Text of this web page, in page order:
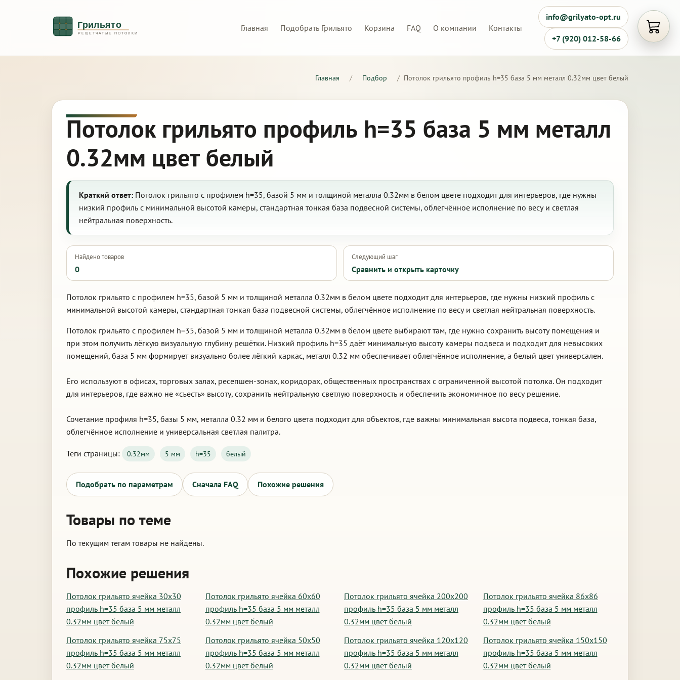
Главная Подобрать Грильято Корзина FAQ О компании Контакты
info@grilyato-opt.ru
+7 (920) 012-58-66
Главная / Подбор / Потолок грильято профиль h=35 база 5 мм металл 0.32мм цвет белый
Потолок грильято профиль h=35 база 5 мм металл
0.32мм цвет белый
Краткий ответ: Потолок грильято с профилем h=35, базой 5 мм и толщиной металла 0.32мм в белом цвете подходит для интерьеров, где нужны
низкий профиль с минимальной высотой камеры, стандартная тонкая база подвесной системы, облегчённое исполнение по весу и светлая
нейтральная поверхность.
Найдено товаров
0
Следующий шаг
Сравнить и открыть карточку
Потолок грильято с профилем h=35, базой 5 мм и толщиной металла 0.32мм в белом цвете подходит для интерьеров, где нужны низкий профиль с
минимальной высотой камеры, стандартная тонкая база подвесной системы, облегчённое исполнение по весу и светлая нейтральная поверхность.
Потолок грильято с профилем h=35, базой 5 мм и толщиной металла 0.32мм в белом цвете выбирают там, где нужно сохранить высоту помещения и
при этом получить лёгкую визуальную глубину решётки. Низкий профиль h=35 даёт минимальную высоту камеры подвеса и подходит для невысоких
помещений, база 5 мм формирует визуально более лёгкий каркас, металл 0.32 мм обеспечивает облегчённое исполнение, а белый цвет универсален.
Его используют в офисах, торговых залах, ресепшен-зонах, коридорах, общественных пространствах с ограниченной высотой потолка. Он подходит
для интерьеров, где важно не «съесть» высоту, сохранить нейтральную светлую поверхность и обеспечить экономичное по весу решение.
Сочетание профиля h=35, базы 5 мм, металла 0.32 мм и белого цвета подходит для объектов, где важны минимальная высота подвеса, тонкая база,
облегчённое исполнение и универсальная светлая палитра.
Теги страницы: 0.32мм 5 мм h=35 белый
Подобрать по параметрам Сначала FAQ Похожие решения
Товары по теме
По текущим тегам товары не найдены.
Похожие решения
Потолок грильято ячейка 30х30
профиль h=35 база 5 мм металл
0.32мм цвет белый
Потолок грильято ячейка 60х60
профиль h=35 база 5 мм металл
0.32мм цвет белый
Потолок грильято ячейка 200х200
профиль h=35 база 5 мм металл
0.32мм цвет белый
Потолок грильято ячейка 86х86
профиль h=35 база 5 мм металл
0.32мм цвет белый
Потолок грильято ячейка 75х75
профиль h=35 база 5 мм металл
0.32мм цвет белый
Потолок грильято ячейка 50х50
профиль h=35 база 5 мм металл
0.32мм цвет белый
Потолок грильято ячейка 120х120
профиль h=35 база 5 мм металл
0.32мм цвет белый
Потолок грильято ячейка 150х150
профиль h=35 база 5 мм металл
0.32мм цвет белый
Открыть